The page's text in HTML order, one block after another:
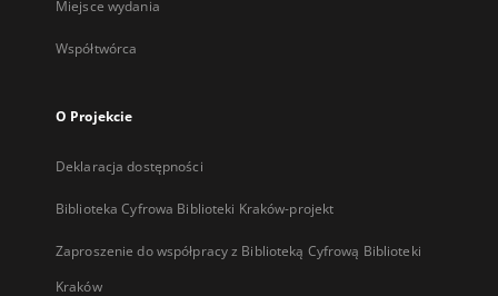
Miejsce wydania
Współtwórca
O Projekcie
Deklaracja dostępności
Biblioteka Cyfrowa Biblioteki Kraków-projekt
Zaproszenie do współpracy z Biblioteką Cyfrową Biblioteki
Kraków